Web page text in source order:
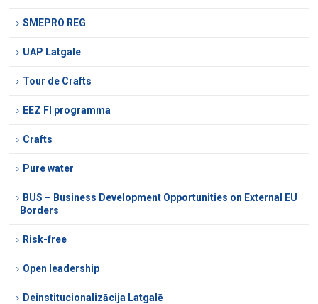
SMEPRO REG
UAP Latgale
Tour de Crafts
EEZ FI programma
Crafts
Pure water
BUS – Business Development Opportunities on External EU
Borders
Risk-free
Open leadership
Deinstitucionalizācija Latgalē